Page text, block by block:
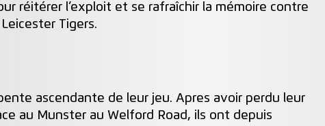
réitérer l’exploit et se rafraîchir la mémoire contre
Tigers.
ascendante de leur jeu. Apres avoir perdu leur
au Munster au Welford Road, ils ont depuis